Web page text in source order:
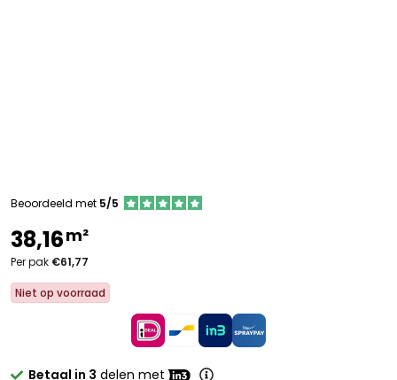
Beoordeeld met 5/5
38,16m²
Per pak €61,77
Niet op voorraad
Betaal in 3 delen met